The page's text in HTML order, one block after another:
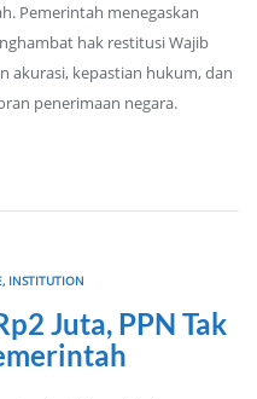
Pemerintah menegaskan
hak restitusi Wajib
akurasi, kepastian hukum, dan
penerimaan negara.
INSTITUTION
Juta, PPN Tak